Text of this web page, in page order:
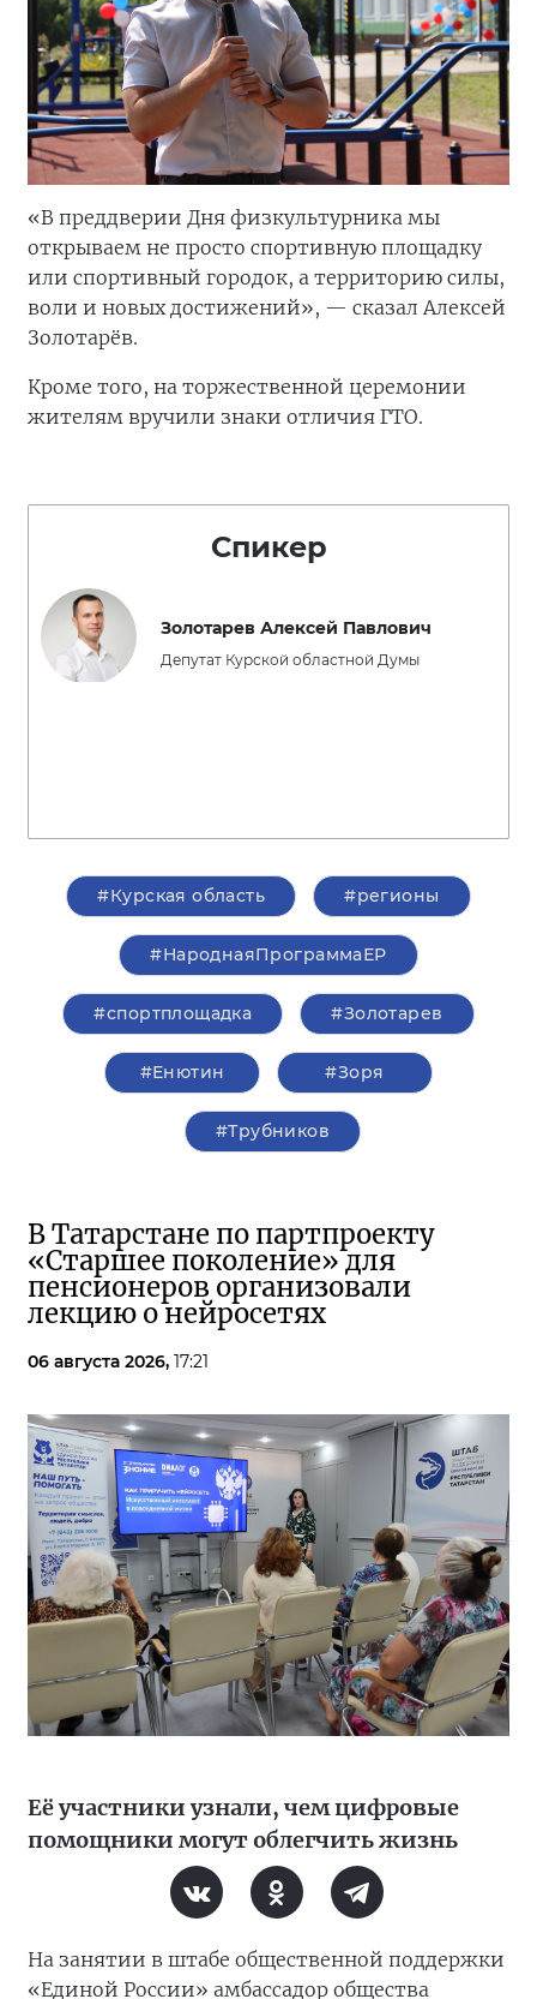
«В преддверии Дня физкультурника мы
открываем не просто спортивную площадку
или спортивный городок, а территорию силы,
воли и новых достижений», — сказал Алексей
Золотарёв.
Кроме того, на торжественной церемонии
жителям вручили знаки отличия ГТО.
Спикер
Золотарев Алексей Павлович
Депутат Курской областной Думы
#Курская область #регионы
#НароднаяПрограммаЕР
#спортплощадка #Золотарев
#Енютин #Зоря
#Трубников
В Татарстане по партпроекту
«Старшее поколение» для
пенсионеров организовали
лекцию о нейросетях
06 августа 2026, 17:21
Её участники узнали, чем цифровые
помощники могут облегчить жизнь
На занятии в штабе общественной поддержки
«Единой России» амбассадор общества